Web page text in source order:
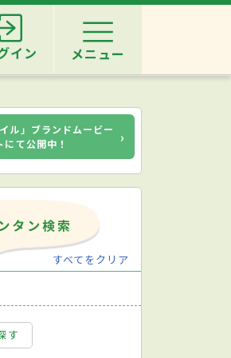
イン メニュー
ル」ブランドムービー
て公開中！
›
すべてをクリア
す